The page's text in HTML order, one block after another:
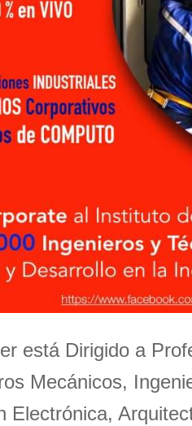
está Dirigido a
Mecánicos,
Electrónica,